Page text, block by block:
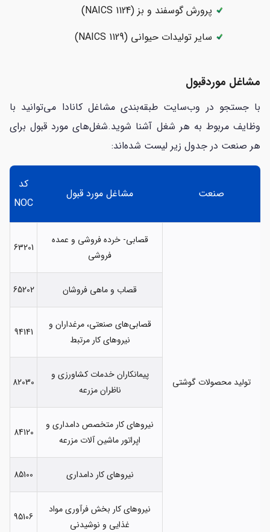
پرورش گوسفند و بز (NAICS 1124)
سایر تولیدات حیوانی (NAICS 1129)
مشاغل موردقبول
با جستجو در وب‌سایت طبقه‌بندی مشاغل کانادا می‌توانید با
وظایف مربوط به هر شغل آشنا شوید.شغل‌های مورد قبول برای
هر صنعت در جدول زیر لیست شده‌اند:
صنعت مشاغل مورد قبول
کد
NOC
تولید محصولات گوشتی
قصابی- خرده فروشی و عمده
فروشی
63201
قصاب و ماهی فروشان 65202
قصابی‌های صنعتی، مرغداران و
نیروهای کار مرتبط
94141
پیمانکاران خدمات کشاورزی و
ناظران مزرعه
82030
نیروهای کار متخصص دامداری و
اپراتور ماشین آلات مزرعه
84120
نیروهای کار دامداری 85100
نیروهای کار بخش فرآوری مواد
غذایی و نوشیدنی
95106